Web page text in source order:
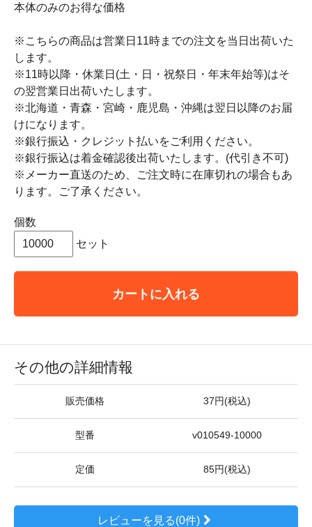
本体のみのお得な価格
※こちらの商品は営業日11時までの注文を当日出荷いた
します。
※11時以降・休業日(土・日・祝祭日・年末年始等)はそ
の翌営業日出荷いたします。
※北海道・青森・宮崎・鹿児島・沖縄は翌日以降のお届
けになります。
※銀行振込・クレジット払いをご利用ください。
※銀行振込は着金確認後出荷いたします。(代引き不可)
※メーカー直送のため、ご注文時に在庫切れの場合もあ
ります。ご了承ください。
個数
セット
カートに入れる
その他の詳細情報
販売価格 37円(税込)
型番 v010549-10000
定価 85円(税込)
レビューを見る(0件)